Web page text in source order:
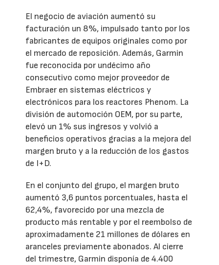
El negocio de aviación aumentó su
facturación un 8%, impulsado tanto por los
fabricantes de equipos originales como por
el mercado de reposición. Además, Garmin
fue reconocida por undécimo año
consecutivo como mejor proveedor de
Embraer en sistemas eléctricos y
electrónicos para los reactores Phenom. La
división de automoción OEM, por su parte,
elevó un 1% sus ingresos y volvió a
beneficios operativos gracias a la mejora del
margen bruto y a la reducción de los gastos
de I+D.
En el conjunto del grupo, el margen bruto
aumentó 3,6 puntos porcentuales, hasta el
62,4%, favorecido por una mezcla de
producto más rentable y por el reembolso de
aproximadamente 21 millones de dólares en
aranceles previamente abonados. Al cierre
del trimestre, Garmin disponía de 4.400